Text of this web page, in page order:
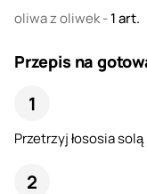
oliwa z oliwek-1art.
Przepis na
Przetrzyj łososia